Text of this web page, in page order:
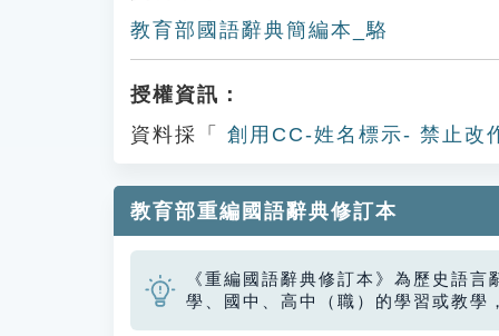
教育部國語辭典簡編本_駱
授權資訊：
資料採「
創用CC-姓名標示- 禁止改
教育部重編國語辭典修訂本
《重編國語辭典修訂本》為歷史語
學、國中、高中（職）的學習或教學